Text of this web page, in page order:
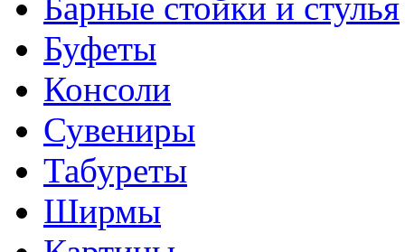
Буфеты
Консоли
Сувениры
Табуреты
Ширмы